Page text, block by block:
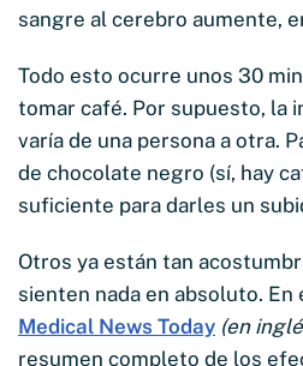
sangre al cerebro aumente,
Todo esto ocurre unos 30
tomar café. Por supuesto, la
varía de una persona a otra.
de chocolate negro (sí, hay
suficiente para darles un
Otros ya están tan
sienten nada en absoluto. En
Medical News Today (en
resumen completo de los